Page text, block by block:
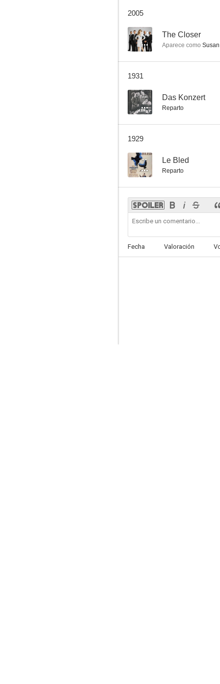
2005
8.4 The Closer
Aparece como
1931
-- Das Konzert
Reparto
1929
-- Le Bled
Reparto
Fecha Valoración